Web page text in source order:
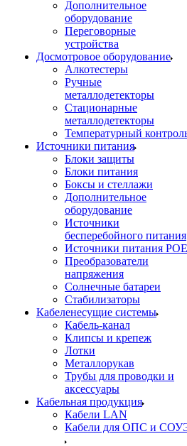
Дополнительное
оборудование
Переговорные
устройства
Досмотровое оборудование
Алкотестеры
Ручные
металлодетекторы
Стационарные
металлодетекторы
Температурный
Источники питания
Блоки защиты
Блоки питания
Боксы и стеллажи
Дополнительное
оборудование
Источники
бесперебойного питания
Источники питания POE
Преобразователи
напряжения
Солнечные батареи
Стабилизаторы
Кабеленесущие системы
Кабель-канал
Клипсы и крепеж
Лотки
Металлорукав
Трубы для проводки и
аксессуары
Кабельная продукция
Кабели LAN
Кабели для ОПС и